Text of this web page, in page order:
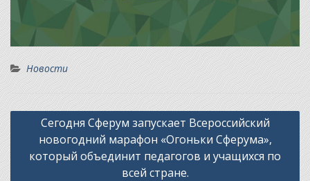
Новости
Навигация
записям
Сегодня Сферум запускает Всероссийский
новогодний марафон «Огоньки Сферума»,
который объединит педагогов и учащихся по
всей стране.